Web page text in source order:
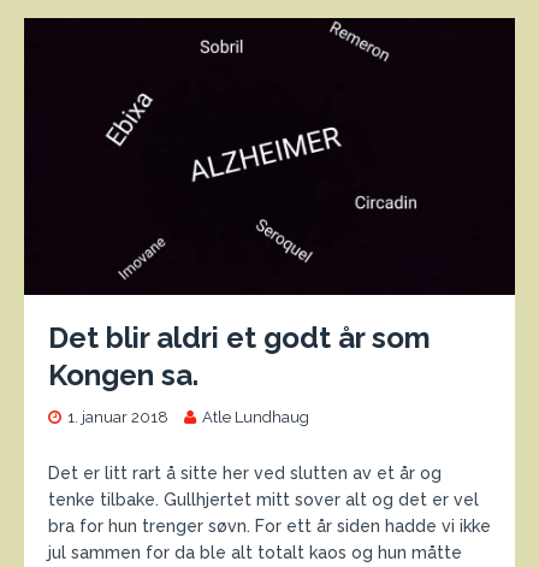
Det blir aldri et godt år som
Kongen sa.
1. januar 2018 Atle Lundhaug
Det er litt rart å sitte her ved slutten av et år og
tenke tilbake. Gullhjertet mitt sover alt og det er vel
bra for hun trenger søvn. For ett år siden hadde vi ikke
jul sammen for da ble alt totalt kaos og hun måtte